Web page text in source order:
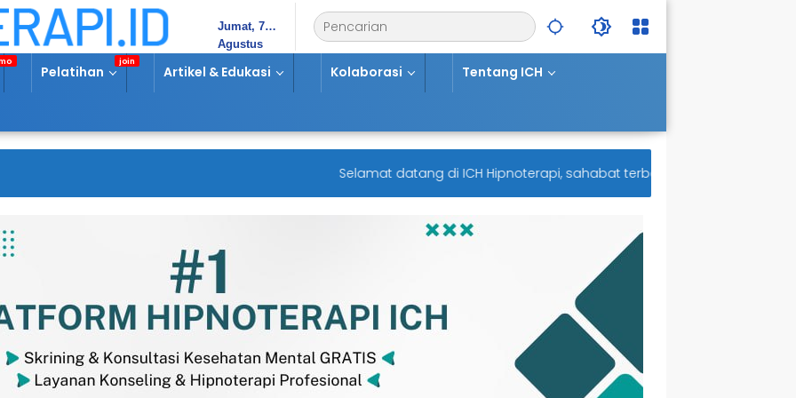
Jumat, 7
Agustus
Pelatihan Artikel & Edukasi Kolaborasi Tentang ICH
Selamat datang di ICH Hipnoterapi, sahabat terbaik untuk kesehatan